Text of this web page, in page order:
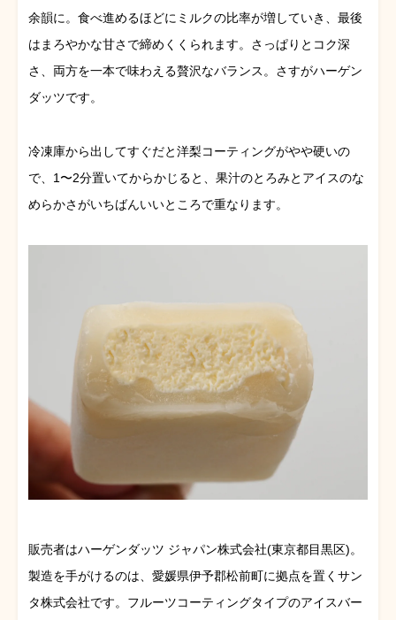
余韻に。食べ進めるほどにミルクの比率が増していき、最後
はまろやかな甘さで締めくくられます。さっぱりとコク深
さ、両方を一本で味わえる贅沢なバランス。さすがハーゲン
ダッツです。
冷凍庫から出してすぐだと洋梨コーティングがやや硬いの
で、1〜2分置いてからかじると、果汁のとろみとアイスのな
めらかさがいちばんいいところで重なります。
販売者はハーゲンダッツ ジャパン株式会社(東京都目黒区)。
製造を手がけるのは、愛媛県伊予郡松前町に拠点を置くサン
タ株式会社です。フルーツコーティングタイプのアイスバー